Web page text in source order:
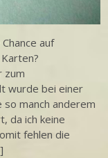
auf
zum
wurde bei einer
manch anderem
da ich keine
fehlen die